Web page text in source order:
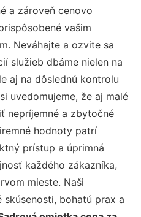
a zároveň cenovo
vašim
Neváhajte a ozvite sa
služieb dbáme nielen na
aj na dôslednú kontrolu
uvedomujeme, že aj malé
nepríjemné a zbytočné
hodnoty patrí
prístup a úprimná
každého zákazníka,
mieste. Naši
bohatú prax a